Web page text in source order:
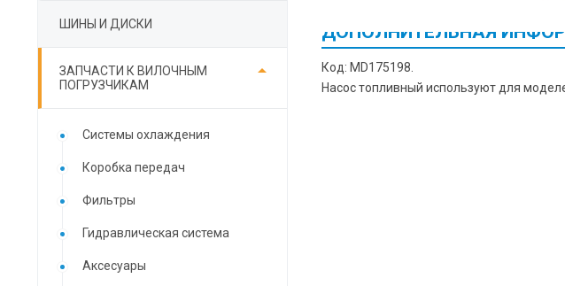
ШИНЫ И ДИСКИ
ЗАПЧАСТИ К ВИЛОЧНЫМ
ПОГРУЗЧИКАМ

Cистемы охлаждения
Коробка передач
Фильтры
Гидравлическая система
Аксесуары
ДОПОЛНИТЕЛЬНАЯ
Код: MD175198.
Насос топливный используют для